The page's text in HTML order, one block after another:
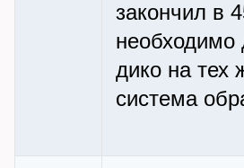
закончил в
необходимо
дико на тех
система